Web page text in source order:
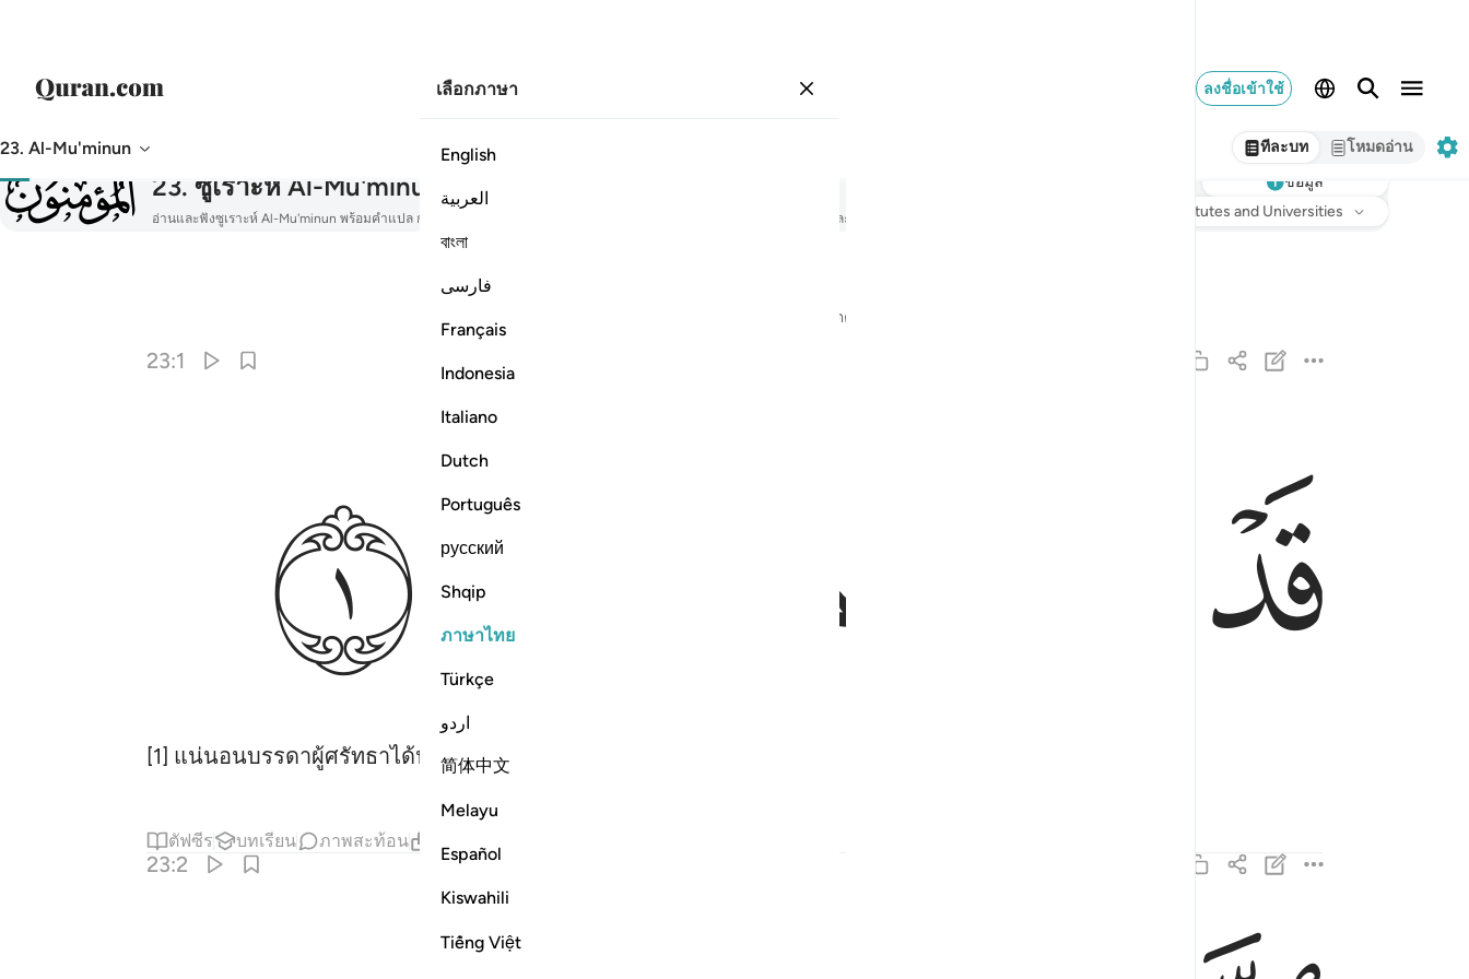
ลงชื่อเข้าใช้
เลือกภาษา
English
العربية
বাংলা
فارسی
Français
Indonesia
Italiano
Dutch
Português
русский
Shqip
ภาษาไทย
Türkçe
اردو
简体中文
Melayu
Español
Kiswahili
Tiếng Việt
23. Al-Mu'minun ทีละบท โหมดอ่าน
23. ซูเราะห์ Al-Mu'minun المؤمنون
อ่านและฟังซูเราะห์ Al-Mu'minun พร้อมคำแปล การตีความอัลกุรอาน การอ่านออกเสียงพร้อมคำอธิบายความหมายทีละคำ และการถอดเสียงเป็นอักษรโรมัน
ข้อมูล
: Society of Institutes and Universities
ในพระนามของอัลลอฮ์ ผู้ทรงกรุณาปรานีและทรงเมตตาที่สุด
23:1
ﱁ ﱃﱄ
[1] แน่นอนบรรดาผู้ศรัทธาได้ประสบความสำเร็จแล้ว
ตัฟซีร บทเรียน ภาพสะท้อน
23:2
الذين هم في صلاتهم خاشعون ٢
ٱلَّذِينَ هُمْ فِى صَلَاتِهِمْ خَـٰشِعُونَ ٢